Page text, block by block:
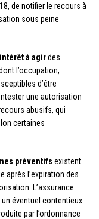
de notifier le recours à
sous peine
intérêt à agirdes
l’occupation,
d’être
une autorisation
abusifs, qui
certaines
préventifs existent.
après l’expiration des
L’assurance
éventuel contentieux.
par l’ordonnance